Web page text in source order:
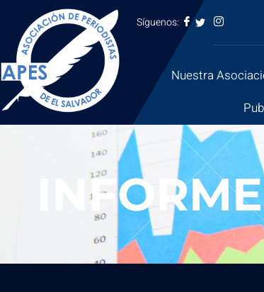
Saltar
al
contenido
Síguenos:
Nuestra